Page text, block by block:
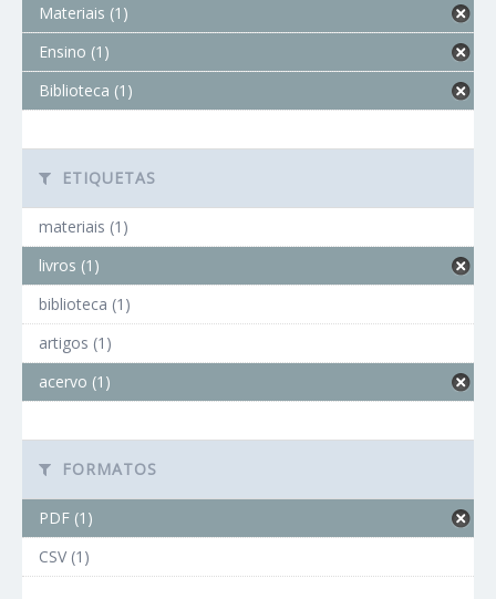
Materiais (1)
Ensino (1)
Biblioteca (1)
ETIQUETAS
materiais (1)
livros (1)
biblioteca (1)
artigos (1)
acervo (1)
FORMATOS
PDF (1)
CSV (1)